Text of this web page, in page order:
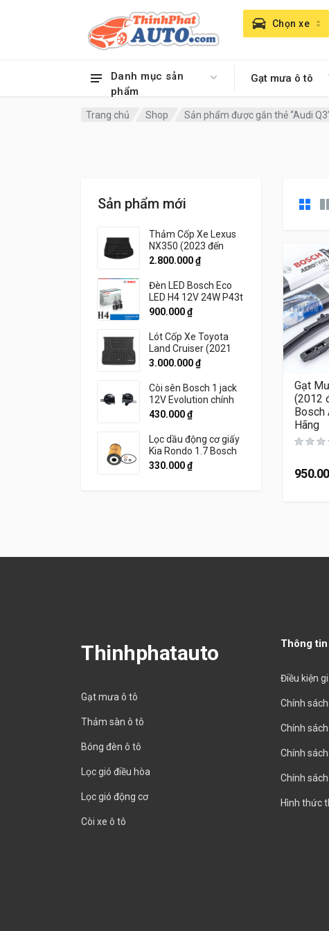
Danh mục sản
phẩm
Gạt mưa ô tô
Chọn xe
Trang chủ Shop Sản phẩm được gắn thẻ “Audi
Sản phẩm mới
Thảm Cốp Xe Lexus
NX350 (2023 đến
2026) Thương hiệu
3W Chính Hãng
2.800.000₫
Đèn LED Bosch Eco
LED H4 12V 24W P43t
900.000₫
Lót Cốp Xe Toyota
Land Cruiser (2021
đến 2026) Thương
Hiệu 3W Chính Hãng
3.000.000₫
Còi sên Bosch 1 jack
12V Evolution chính
hãng
430.000₫
Lọc dầu động cơ giấy
Kia Rondo 1.7 Bosch
330.000₫
Gạt
(2012
Bosch
Hãng
Thinhphatauto
Gạt mưa ô tô
Thảm sàn ô tô
Bóng đèn ô tô
Lọc gió điều hòa
Lọc gió động cơ
Còi xe ô tô
Thông tin
Điều kiện
Chính
Chính
Chính
Chính
Hình thức